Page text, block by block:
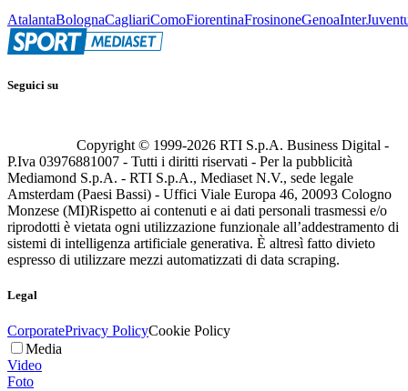
AtalantaBolognaCagliariComoFiorentinaFrosinoneGenoaInter
Seguici su
Copyright © 1999-2026 RTI S.p.A. Business Digital -
P.Iva 03976881007 - Tutti i diritti riservati - Per la pubblicità
Mediamond S.p.A. - RTI S.p.A., Mediaset N.V., sede legale
Amsterdam (Paesi Bassi) - Uffici Viale Europa 46, 20093 Cologno
Monzese (MI)Rispetto ai contenuti e ai dati personali trasmessi e/o
riprodotti è vietata ogni utilizzazione funzionale all’addestramento di
sistemi di intelligenza artificiale generativa. È altresì fatto divieto
espresso di utilizzare mezzi automatizzati di data scraping.
Legal
CorporatePrivacy PolicyCookie Policy
Media
Video
Foto